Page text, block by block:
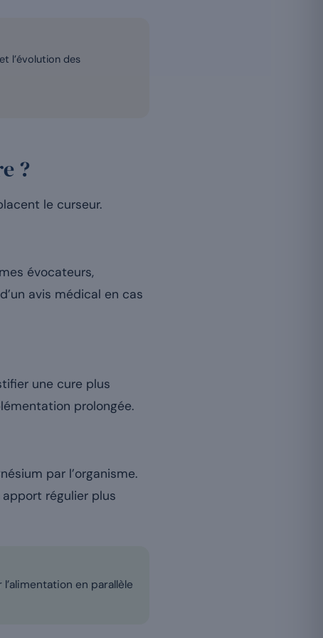
l’évolution des
?
le curseur.
évocateurs,
avis médical en cas
une cure plus
prolongée.
par l’organisme.
régulier plus
en parallèle